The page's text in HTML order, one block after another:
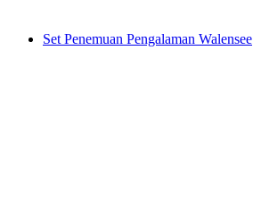
Set Penemuan Pengalaman Walensee